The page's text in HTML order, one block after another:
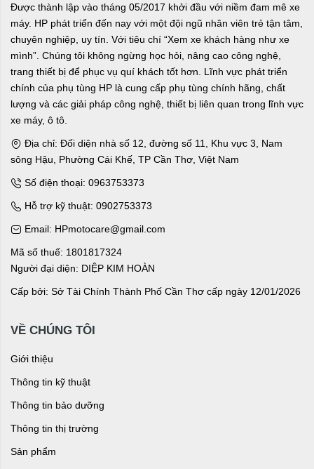
Được thành lập vào tháng 05/2017 khởi đầu với niềm đam mê xe
máy. HP phát triển đến nay với một đội ngũ nhân viên trẻ tận tâm,
chuyên nghiệp, uy tín. Với tiêu chí “Xem xe khách hàng như xe
mình”. Chúng tôi không ngừng học hỏi, nâng cao công nghệ,
trang thiết bị để phục vụ quí khách tốt hơn. Lĩnh vực phát triển
chính của phụ tùng HP là cung cấp phụ tùng chính hãng, chất
lượng và các giải pháp công nghệ, thiết bị liên quan trong lĩnh vực
xe máy, ô tô.
Địa chỉ: Đối diện nhà số 12, đường số 11, Khu vực 3, Nam
sông Hậu, Phường Cái Khế, TP Cần Thơ, Việt Nam
Số điện thoại: 0963753373
Hỗ trợ kỹ thuật: 0902753373
Email: HPmotocare@gmail.com
Mã số thuế: 1801817324
Người đại diện: DIỆP KIM HOÀN
Cấp bởi: Sở Tài Chính Thành Phố Cần Thơ cấp ngày 12/01/2026
VỀ CHÚNG TÔI
Giới thiệu
Thông tin kỹ thuật
Thông tin bảo dưỡng
Thông tin thị trường
Sản phẩm